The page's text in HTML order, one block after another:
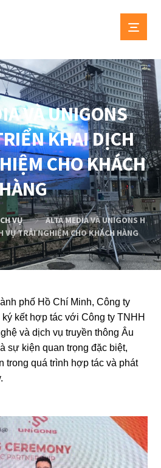
VÀ UNIGONS
KHAI DỊCH
CHO KHÁCH
VỤ
ALTA MEDIA VÀ UNIGONS H
VỤ TRẢI NGHIỆM CHO KHÁCH HÀNG
phố Hồ Chí Minh, Công ty
kết hợp tác với Công ty TNHH
và dịch vụ truyền thông Âu
sự kiện quan trọng đặc biệt,
trong quá trình hợp tác và phát